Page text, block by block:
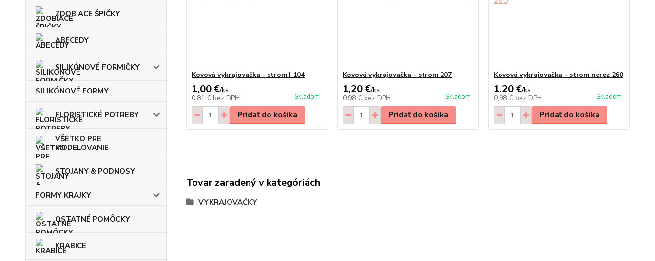
ZDOBIACE ŠPIČKY
ABECEDY
SILIKÓNOVÉ FORMIČKY
SILIKÓNOVÉ FORMY
FLORISTICKÉ POTREBY
VŠETKO PRE
MODELOVANIE
STOJANY & PODNOSY
FORMY KRAJKY
OSTATNÉ POMÔCKY
KRABICE
Kovová vykrajovačka - strom I 104
1,00 €/ks
0,81 € bez DPH Skladom
Pridať do košíka
Kovová vykrajovačka - strom 207
1,20 €/ks
0,98 € bez DPH Skladom
Pridať do košíka
Kovová vykrajovačka - strom nerez 260
1,20 €/ks
0,98 € bez DPH Skladom
Pridať do košíka
Tovar zaradený v kategóriách
VYKRAJOVAČKY